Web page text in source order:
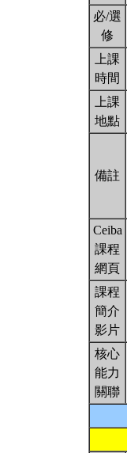
必/選
修
上課
時間
上課
地點
備註
Ceiba
課程
網頁
課程
簡介
影片
核心
能力
關聯